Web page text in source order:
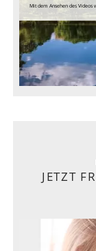
Mit dem Ansehen des
JETZT